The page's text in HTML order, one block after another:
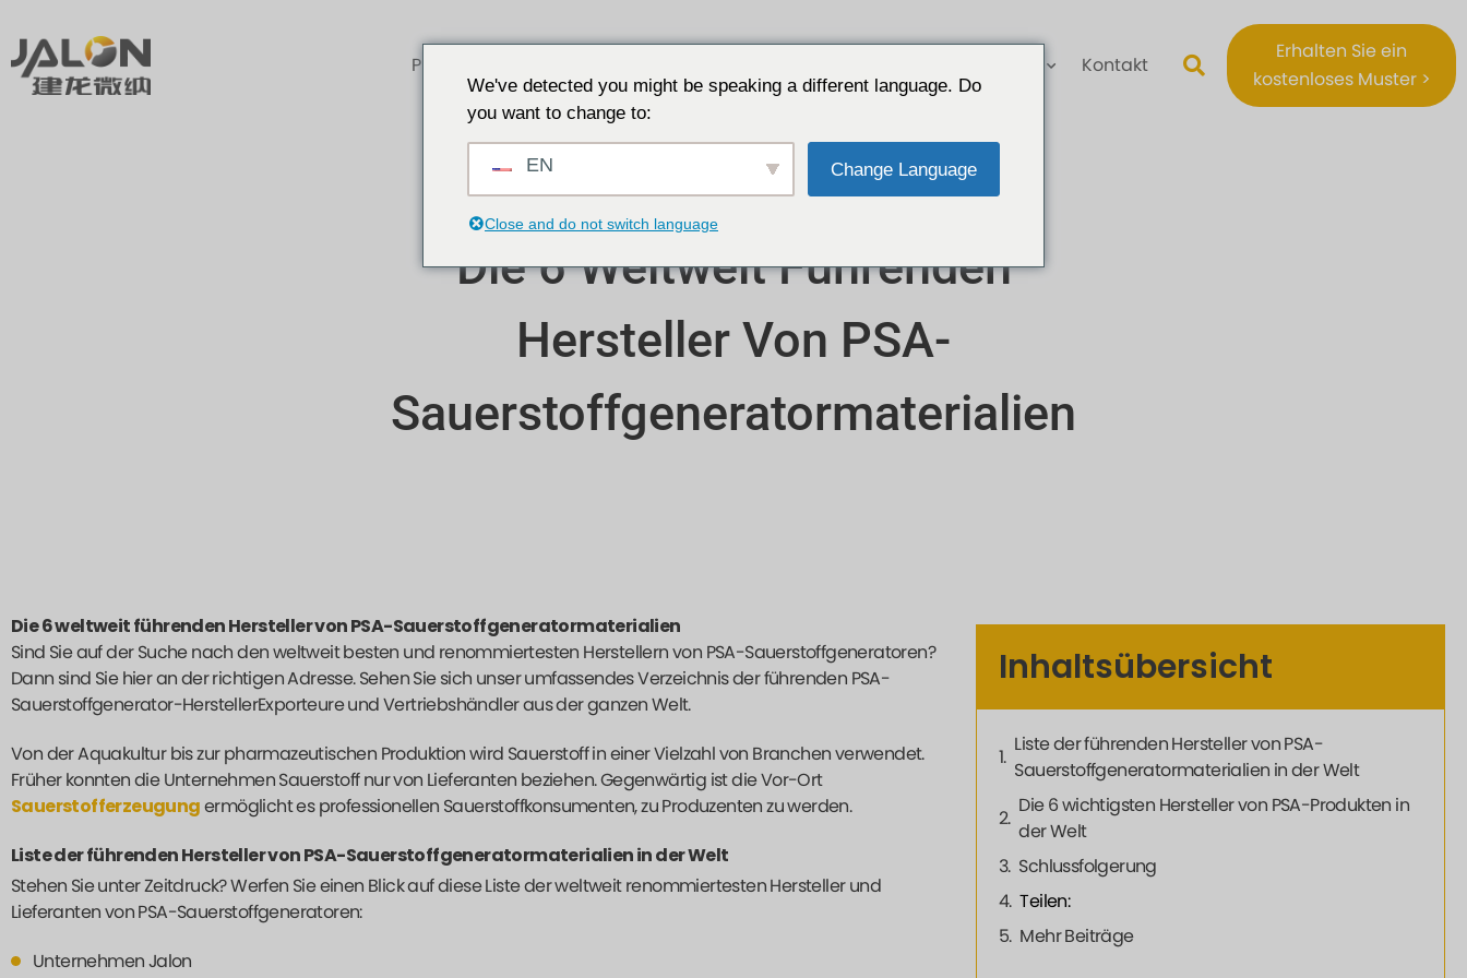
Produkte Kontakt
Erhalten Sie ein
kostenloses Muster >
Die 6 Weltweit Führenden
Hersteller Von PSA-
Sauerstoffgeneratormaterialien
Die 6 weltweit führenden Hersteller von PSA-Sauerstoffgeneratormaterialien
Sind Sie auf der Suche nach den weltweit besten und renommiertesten Herstellern von PSA-Sauerstoffgeneratoren?
Dann sind Sie hier an der richtigen Adresse. Sehen Sie sich unser umfassendes Verzeichnis der führenden PSA-
Sauerstoffgenerator-HerstellerExporteure und Vertriebshändler aus der ganzen Welt.
Von der Aquakultur bis zur pharmazeutischen Produktion wird Sauerstoff in einer Vielzahl von Branchen verwendet.
Früher konnten die Unternehmen Sauerstoff nur von Lieferanten beziehen. Gegenwärtig ist die Vor-Ort
Sauerstofferzeugungermöglicht es professionellen Sauerstoffkonsumenten, zu Produzenten zu werden.
Liste der führenden Hersteller von PSA-Sauerstoffgeneratormaterialien in der Welt
Stehen Sie unter Zeitdruck? Werfen Sie einen Blick auf diese Liste der weltweit renommiertesten Hersteller und
Lieferanten von PSA-Sauerstoffgeneratoren:
Unternehmen Jalon
Inhaltsübersicht
Liste der führenden Hersteller von PSA-
Sauerstoffgeneratormaterialien in der Welt
Die 6 wichtigsten Hersteller von PSA-Produkten in
der Welt
Schlussfolgerung
Teilen:
Mehr Beiträge
We've detected you might be speaking a different language. Do
you want to change to:
EN Change Language
Close and do not switch language